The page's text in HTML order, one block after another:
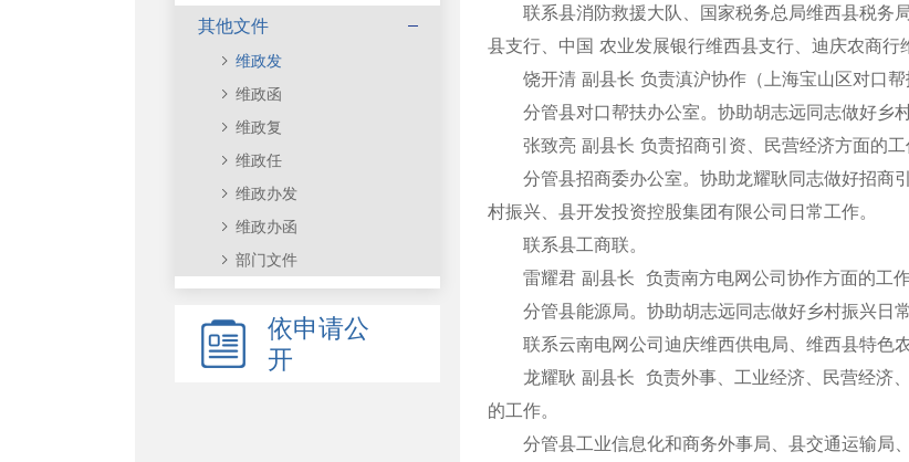
其他文件
维政发
维政函
维政复
维政任
维政办发
维政办函
部门文件
依申请公
开
联系县消防救援大队、国家税务总局维西县税务
县支行、中国 农业发展银行维西县支行、迪庆农商行
饶开清 副县长 负责滇沪协作（上海宝山区对口帮
分管县对口帮扶办公室。协助胡志远同志做好乡
张致亮 副县长 负责招商引资、民营经济方面的
分管县招商委办公室。协助龙耀耿同志做好招商
村振兴、县开发投资控股集团有限公司日常工作。
联系县工商联。
雷耀君 副县长 负责南方电网公司协作方面的工作
分管县能源局。协助胡志远同志做好乡村振兴日常
联系云南电网公司迪庆维西供电局、维西县特色
龙耀耿 副县长 负责外事、工业经济、民营经济
的工作。
分管县工业信息化和商务外事局、县交通运输局